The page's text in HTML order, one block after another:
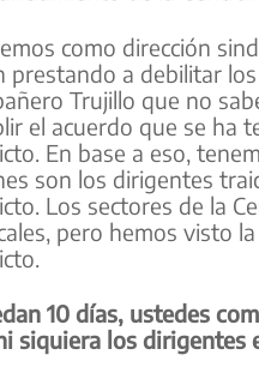
como dirección
prestando a debilitar
Trujillo que no
el acuerdo que se ha
En base a eso,
son los dirigentes
Los sectores de la
pero hemos visto
10 días, ustedes
siquiera los dirigentes